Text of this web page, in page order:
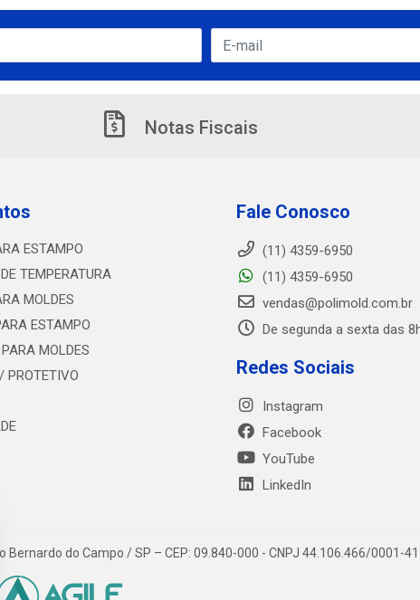
Notas Fiscais
ESTAMPO
TEMPERATURA
MOLDES
ESTAMPO
MOLDES
PROTETIVO
Fale Conosco
(11) 4359-6950
(11) 4359-6950
vendas@polimold.com.br
De segunda a sexta das
Redes Sociais
Instagram
Facebook
YouTube
LinkedIn
do Campo / SP – CEP: 09.840-000 - CNPJ 44.106.466/0001-41